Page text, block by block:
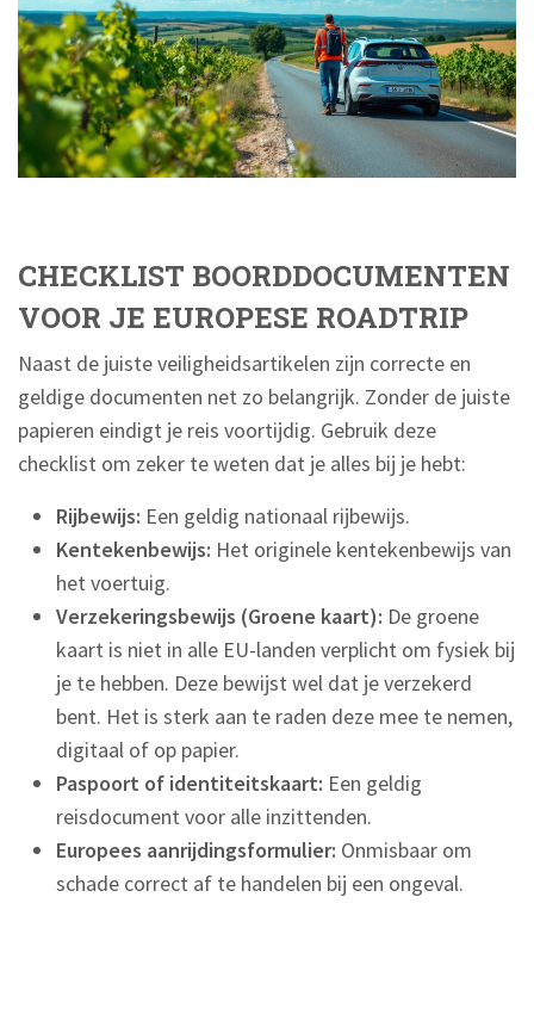
CHECKLIST BOORDDOCUMENTEN
VOOR JE EUROPESE ROADTRIP
Naast de juiste veiligheidsartikelen zijn correcte en
geldige documenten net zo belangrijk. Zonder de juiste
papieren eindigt je reis voortijdig. Gebruik deze
checklist om zeker te weten dat je alles bij je hebt:
Rijbewijs: Een geldig nationaal rijbewijs.
Kentekenbewijs: Het originele kentekenbewijs van
het voertuig.
Verzekeringsbewijs (Groene kaart): De groene
kaart is niet in alle EU-landen verplicht om fysiek bij
je te hebben. Deze bewijst wel dat je verzekerd
bent. Het is sterk aan te raden deze mee te nemen,
digitaal of op papier.
Paspoort of identiteitskaart: Een geldig
reisdocument voor alle inzittenden.
Europees aanrijdingsformulier: Onmisbaar om
schade correct af te handelen bij een ongeval.